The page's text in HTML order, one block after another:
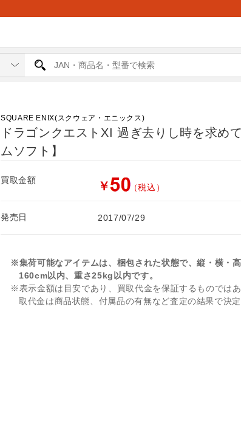
SQUARE ENIX(スクウェア・エニックス)
ドラゴンクエストXI 過ぎ去りし時を求め
ムソフト】
買取金額 ￥ （税込）
発売日 2017/07/29
※集荷可能なアイテムは、梱包された状態で、縦・横・
160cm以内、重さ25kg以内です。
※表示金額は目安であり、買取代金を保証するものでは
取代金は商品状態、付属品の有無など査定の結果で決定